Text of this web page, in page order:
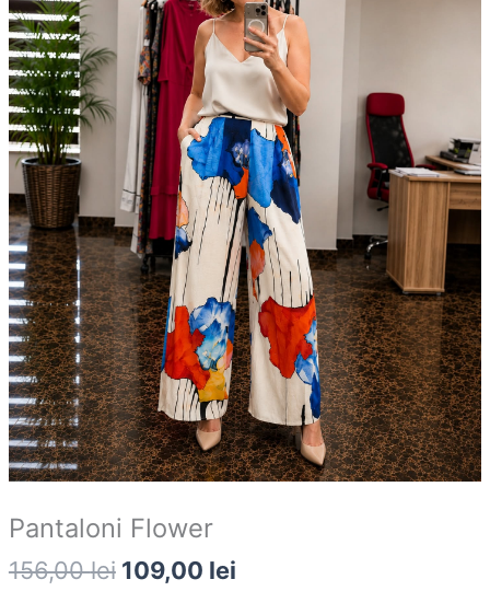
Pantaloni Flower
156,00lei 109,00 lei